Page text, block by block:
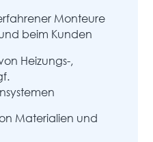
Monteure
beim Kunden
Heizungs-,
Materialien und